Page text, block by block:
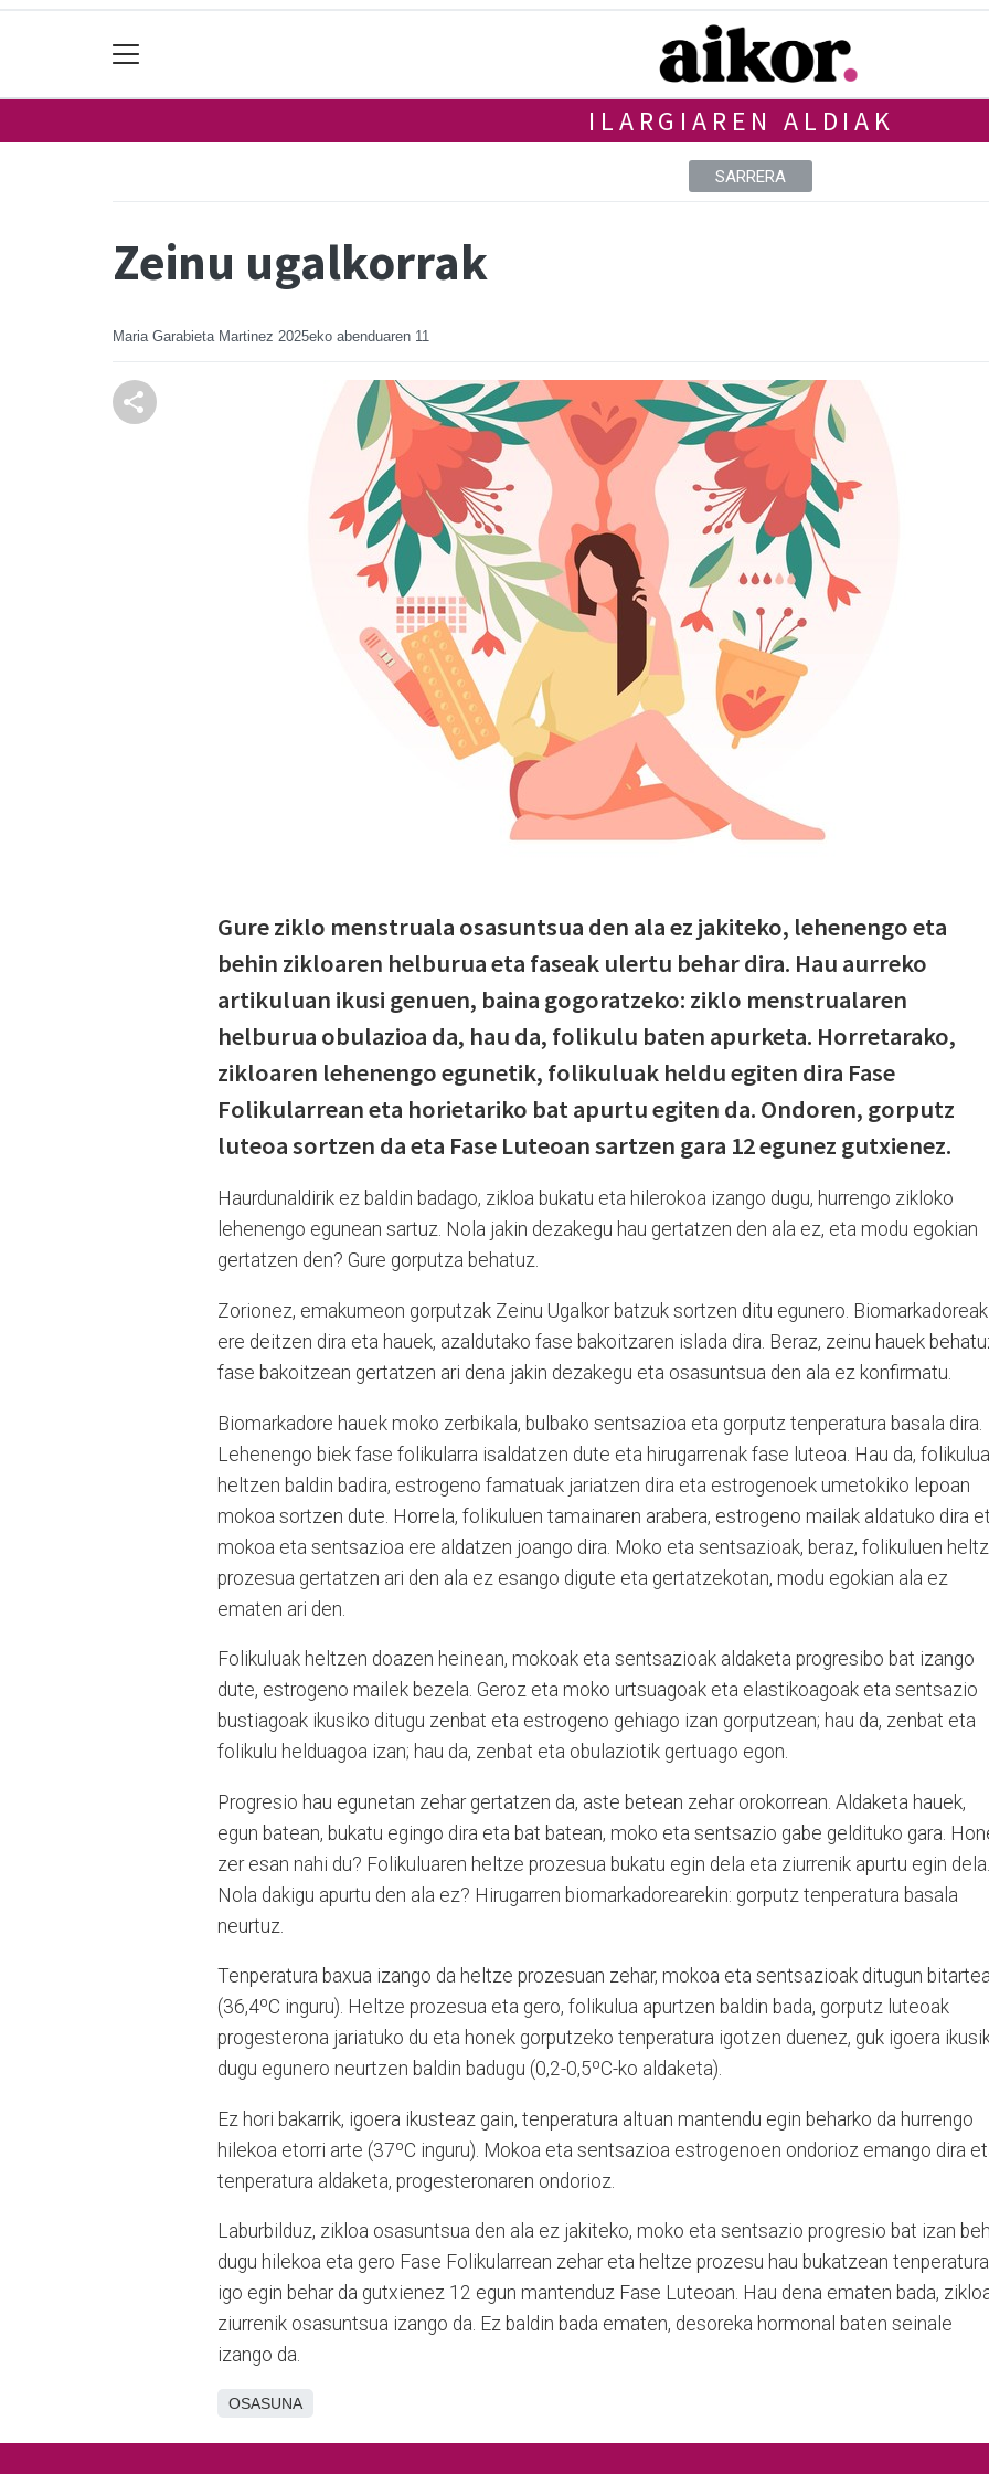
ILARGIAREN ALDIAK
SARRERA
Zeinu ugalkorrak
Maria Garabieta Martinez 2025eko abenduaren 11
Gure ziklo menstruala osasuntsua den ala ez jakiteko, lehenengo eta
behin zikloaren helburua eta faseak ulertu behar dira. Hau aurreko
artikuluan ikusi genuen, baina gogoratzeko: ziklo menstrualaren
helburua obulazioa da, hau da, folikulu baten apurketa. Horretarako,
zikloaren lehenengo egunetik, folikuluak heldu egiten dira Fase
Folikularrean eta horietariko bat apurtu egiten da. Ondoren, gorputz
luteoa sortzen da eta Fase Luteoan sartzen gara 12 egunez gutxienez.
Haurdunaldirik ez baldin badago, zikloa bukatu eta hilerokoa izango dugu, hurrengo zikloko
lehenengo egunean sartuz. Nola jakin dezakegu hau gertatzen den ala ez, eta modu egokian
gertatzen den? Gure gorputza behatuz.
Zorionez, emakumeon gorputzak Zeinu Ugalkor batzuk sortzen ditu egunero. Biomarkadoreak
ere deitzen dira eta hauek, azaldutako fase bakoitzaren islada dira. Beraz, zeinu hauek
fase bakoitzean gertatzen ari dena jakin dezakegu eta osasuntsua den ala ez konfirmatu.
Biomarkadore hauek moko zerbikala, bulbako sentsazioa eta gorputz tenperatura basala dira.
Lehenengo biek fase folikularra isaldatzen dute eta hirugarrenak fase luteoa. Hau da,
heltzen baldin badira, estrogeno famatuak jariatzen dira eta estrogenoek umetokiko lepoan
mokoa sortzen dute. Horrela, folikuluen tamainaren arabera, estrogeno mailak aldatuko dira
mokoa eta sentsazioa ere aldatzen joango dira. Moko eta sentsazioak, beraz, folikuluen
prozesua gertatzen ari den ala ez esango digute eta gertatzekotan, modu egokian ala ez
ematen ari den.
Folikuluak heltzen doazen heinean, mokoak eta sentsazioak aldaketa progresibo bat izango
dute, estrogeno mailek bezela. Geroz eta moko urtsuagoak eta elastikoagoak eta sentsazio
bustiagoak ikusiko ditugu zenbat eta estrogeno gehiago izan gorputzean; hau da, zenbat eta
folikulu helduagoa izan; hau da, zenbat eta obulaziotik gertuago egon.
Progresio hau egunetan zehar gertatzen da, aste betean zehar orokorrean. Aldaketa hauek,
egun batean, bukatu egingo dira eta bat batean, moko eta sentsazio gabe geldituko gara.
zer esan nahi du? Folikuluaren heltze prozesua bukatu egin dela eta ziurrenik apurtu egin dela.
Nola dakigu apurtu den ala ez? Hirugarren biomarkadorearekin: gorputz tenperatura basala
neurtuz.
Tenperatura baxua izango da heltze prozesuan zehar, mokoa eta sentsazioak ditugun
(36,4ºC inguru). Heltze prozesua eta gero, folikulua apurtzen baldin bada, gorputz luteoak
progesterona jariatuko du eta honek gorputzeko tenperatura igotzen duenez, guk igoera
dugu egunero neurtzen baldin badugu (0,2-0,5ºC-ko aldaketa).
Ez hori bakarrik, igoera ikusteaz gain, tenperatura altuan mantendu egin beharko da hurrengo
hilekoa etorri arte (37ºC inguru). Mokoa eta sentsazioa estrogenoen ondorioz emango dira
tenperatura aldaketa, progesteronaren ondorioz.
Laburbilduz, zikloa osasuntsua den ala ez jakiteko, moko eta sentsazio progresio bat izan
dugu hilekoa eta gero Fase Folikularrean zehar eta heltze prozesu hau bukatzean tenperatura
igo egin behar da gutxienez 12 egun mantenduz Fase Luteoan. Hau dena ematen bada,
ziurrenik osasuntsua izango da. Ez baldin bada ematen, desoreka hormonal baten seinale
izango da.
OSASUNA